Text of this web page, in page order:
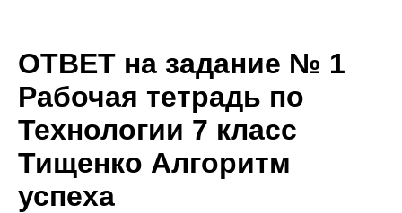
ОТВЕТ на задание № 1
Рабочая тетрадь по
Технологии 7 класс
Тищенко Алгоритм
успеха